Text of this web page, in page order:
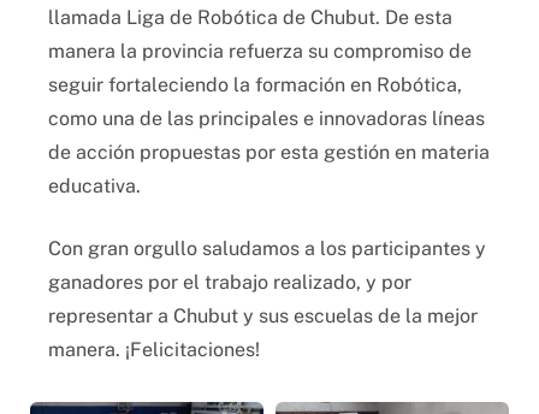
llamada Liga de Robótica de Chubut. De esta
manera la provincia refuerza su compromiso de
seguir fortaleciendo la formación en Robótica,
como una de las principales e innovadoras líneas
de acción propuestas por esta gestión en materia
educativa.
Con gran orgullo saludamos a los participantes y
ganadores por el trabajo realizado, y por
representar a Chubut y sus escuelas de la mejor
manera. ¡Felicitaciones!